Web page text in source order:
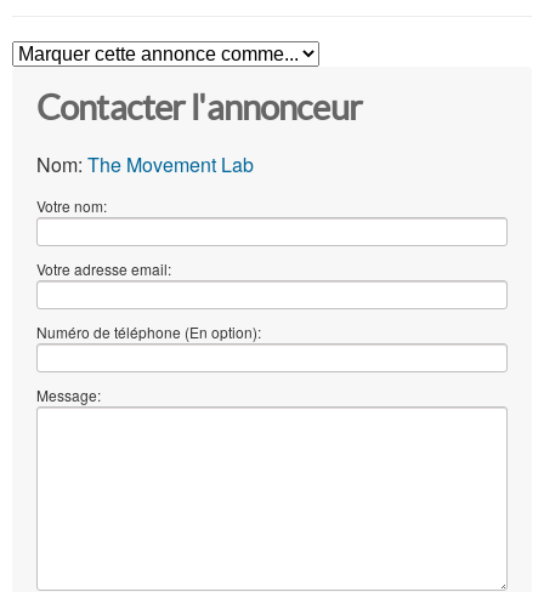
Contacter l'annonceur
Nom: The Movement Lab
Votre nom:
Votre adresse email:
Numéro de téléphone (En option):
Message: